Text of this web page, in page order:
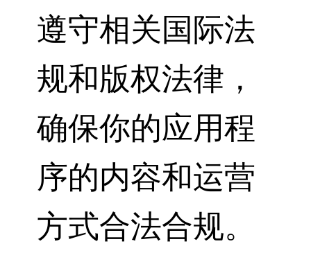
遵守相关国际法
规和版权法律，
确保你的应用程
序的内容和运营
方式合法合规。